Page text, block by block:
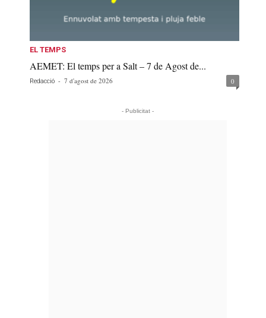
EL TEMPS
AEMET: El temps per a Salt – 7 de Agost de...
Redacció - 7 d'agost de 2026 0
- Publicitat -